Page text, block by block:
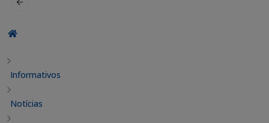
Informativos
Notícias